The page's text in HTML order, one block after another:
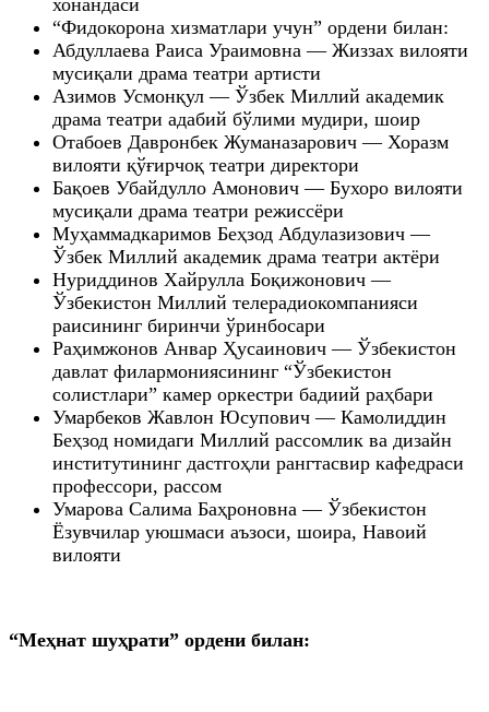
“Фидокорона хизматлари учун” ордени билан:
Абдуллаева Раиса Ураимовна — Жиззах вилояти
мусиқали драма театри артисти
Азимов Усмонқул — Ўзбек Миллий академик
драма театри адабий бўлими мудири, шоир
Отабоев Давронбек Жуманазарович — Хоразм
вилояти қўғирчоқ театри директори
Бақоев Убайдулло Амонович — Бухоро вилояти
мусиқали драма театри режиссёри
Муҳаммадкаримов Беҳзод Абдулазизович —
Ўзбек Миллий академик драма театри актёри
Нуриддинов Хайрулла Боқижонович —
Ўзбекистон Миллий телерадиокомпанияси
раисининг биринчи ўринбосари
Раҳимжонов Анвар Ҳусаинович — Ўзбекистон
давлат филармониясининг “Ўзбекистон
солистлари” камер оркестри бадиий раҳбари
Умарбеков Жавлон Юсупович — Камолиддин
Беҳзод номидаги Миллий рассомлик ва дизайн
институтининг дастгоҳли рангтасвир кафедраси
профессори, рассом
Умарова Салима Баҳроновна — Ўзбекистон
Ёзувчилар уюшмаси аъзоси, шоира, Навоий
вилояти
“Меҳнат шуҳрати” ордени билан: